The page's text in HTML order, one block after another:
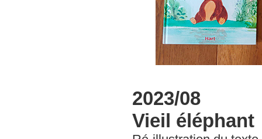
2023/08
Vieil éléphant